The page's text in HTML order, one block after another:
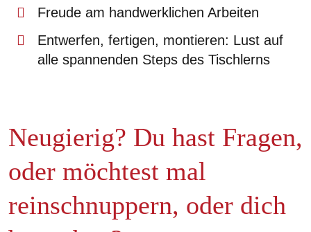
Freude am handwerklichen Arbeiten
Entwerfen, fertigen, montieren: Lust auf
alle spannenden Steps des Tischlerns
Neugierig? Du hast Fragen,
oder möchtest mal
reinschnuppern, oder dich